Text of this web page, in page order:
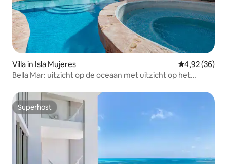
Villa in Isla Mujeres Gemiddelde
4,92 (36)
Bella Mar: uitzicht op de oceaan met uitzicht op het
Superhost
Superhost